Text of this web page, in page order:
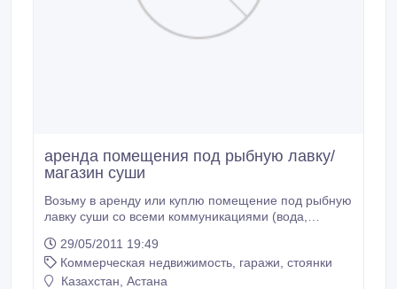
аренда помещения под рыбную лавку/
магазин суши
Возьму в аренду или куплю помещение под рыбную
лавку суши со всеми коммуникациями (вода,
29/05/2011 19:49
Коммерческая недвижимость, гаражи, стоянки
Казахстан, Астана